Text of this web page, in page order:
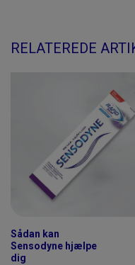
RELATEREDE
Sådan kan
Sensodyne hjælpe
dig